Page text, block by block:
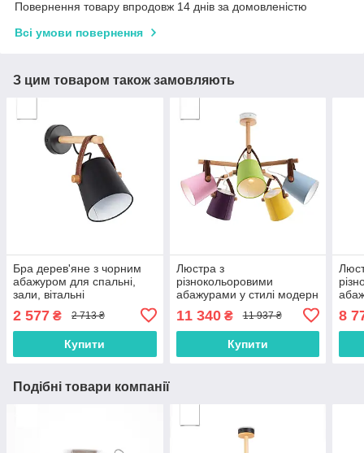
Повернення товару впродовж 14 днів за домовленістю
Всі умови повернення
З цим товаром також замовляють
Бра дерев'яне з чорним
абажуром для спальні,
зали, вітальні
2 577 ₴ 2 713 ₴
Купити
Люстра з
різнокольоровими
абажурами у стилі модерн
11 340₴ 11 937 ₴
Купити
8
Подібні товари компанії